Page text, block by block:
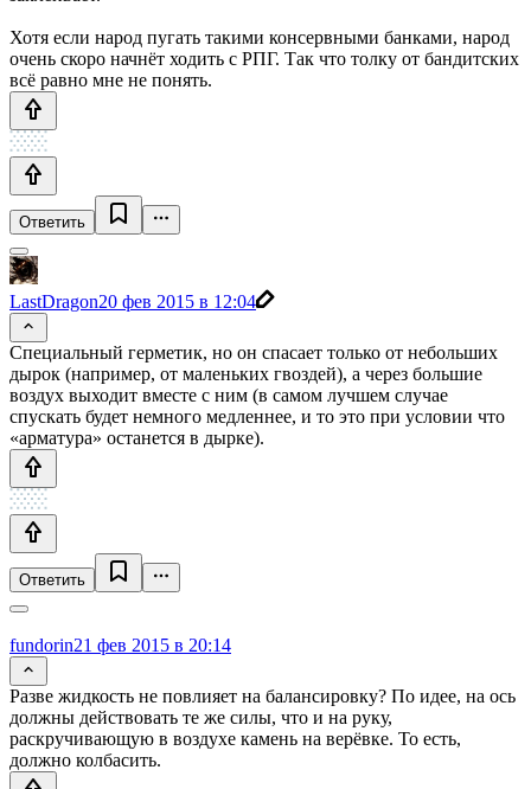
Хотя если народ пугать такими консервными банками, народ
очень скоро начнёт ходить с РПГ. Так что толку от бандитских
всё равно мне не понять.
Ответить
LastDragon20 фев 2015 в 12:04
Специальный герметик, но он спасает только от небольших
дырок (например, от маленьких гвоздей), а через большие
воздух выходит вместе с ним (в самом лучшем случае
спускать будет немного медленнее, и то это при условии что
«арматура» останется в дырке).
Ответить
fundorin21 фев 2015 в 20:14
Разве жидкость не повлияет на балансировку? По идее, на ось
должны действовать те же силы, что и на руку,
раскручивающую в воздухе камень на верёвке. То есть,
должно колбасить.